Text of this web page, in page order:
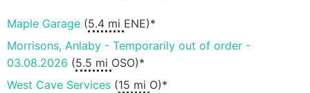
Maple Garage (5.4 mi ENE)*
Morrisons, Anlaby - Temporarily out of order -
03.08.2026 (5.5 mi OSO)*
West Cave Services (15 mi O)*